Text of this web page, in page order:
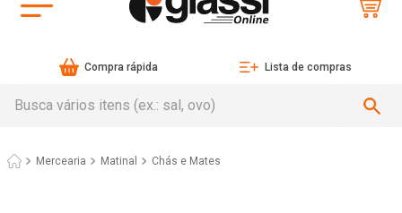
Compra rápida Lista de compras
Mercearia Matinal Chás e Mates